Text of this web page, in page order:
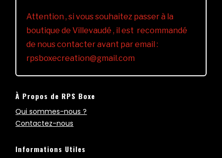
Attention , si vous souhaitez passer à la
boutique de Villevaudé , il est recommandé
de nous contacter avant par email :
rpsboxecreation@gmail.com
À Propos de RPS Boxe
Qui sommes-nous ?
Contactez-nous
Informations Utiles